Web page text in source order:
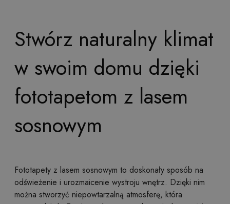
Stwórz naturalny klimat
w swoim domu dzięki
fototapetom z lasem
sosnowym
Fototapety z lasem sosnowym to doskonały sposób na
odświeżenie i urozmaicenie wystroju wnętrz. Dzięki nim
można stworzyć niepowtarzalną atmosferę, która